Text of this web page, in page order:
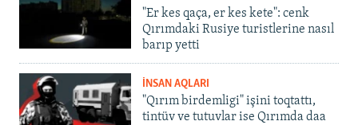
"Er kes qaça, er kes kete": cenk
Qırımdaki Rusiye turistlerine nasıl
barıp yetti
İNSAN AQLARI
"Qırım birdemligi" işini toqtattı,
tintüv ve tutuvlar ise Qırımda daa